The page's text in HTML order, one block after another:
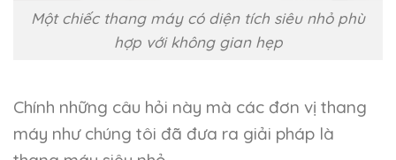
Một chiếc thang máy có diện tích siêu nhỏ phù
hợp với không gian hẹp
Chính những câu hỏi này mà các đơn vị thang
máy như chúng tôi đã đưa ra giải pháp là